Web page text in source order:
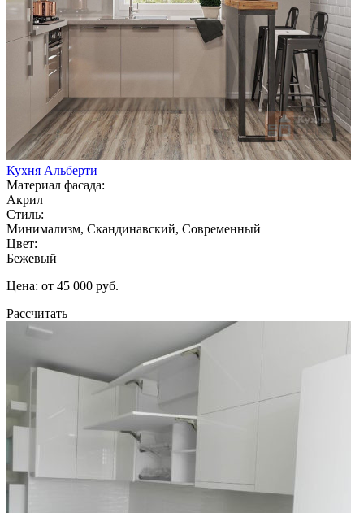
Кухня Альберти
Материал фасада:
Акрил
Стиль:
Минимализм, Скандинавский, Современный
Цвет:
Бежевый
Цена: от 45 000 руб.
Рассчитать